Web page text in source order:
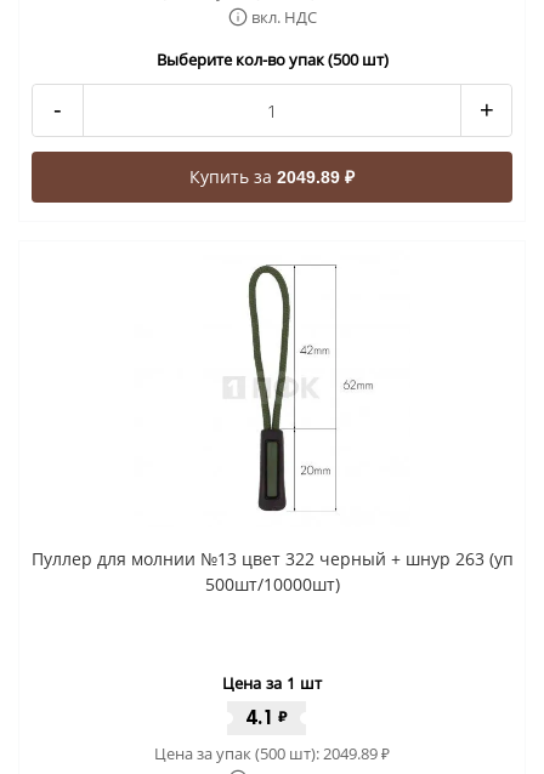
вкл. НДС
Выберите кол-во упак (500 шт)
- +
Купить за 2049.89 ₽
Пуллер для молнии №13 цвет 322 черный + шнур 263 (уп
500шт/10000шт)
Цена за 1 шт
4.1 ₽
Цена за упак (500 шт):2049.89₽